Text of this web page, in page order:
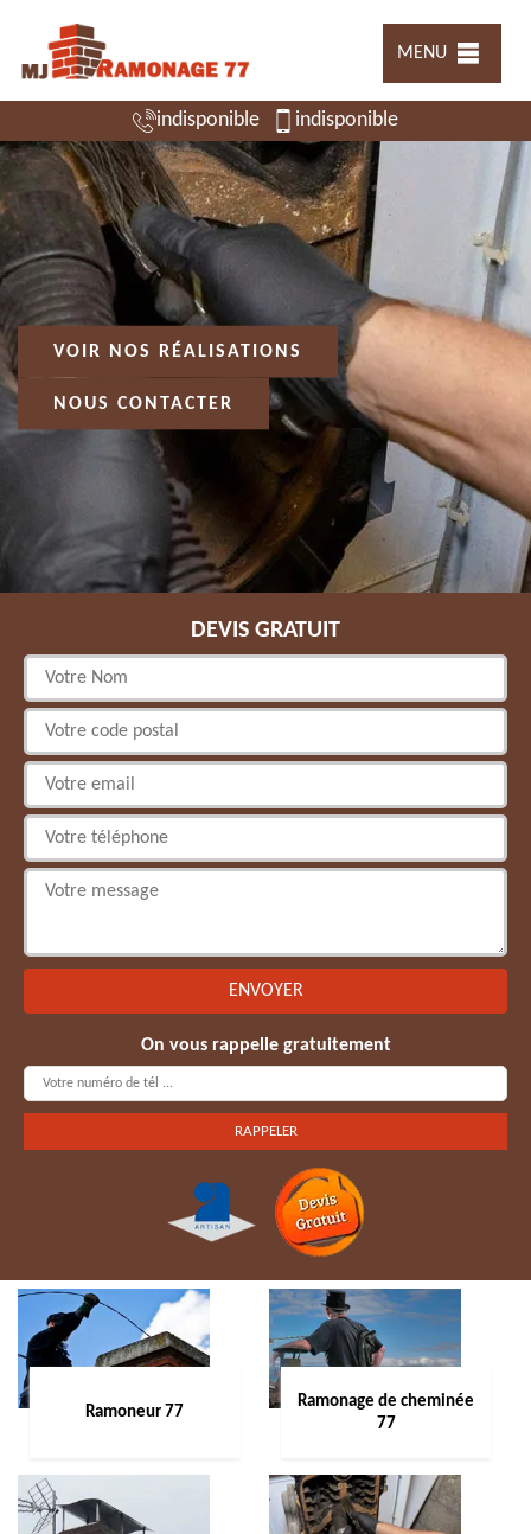
MENU
indisponible indisponible
VOIR NOS RÉALISATIONS
NOUS CONTACTER
DEVIS GRATUIT
On vous rappelle gratuitement
Ramoneur 77
Ramonage de cheminée
77